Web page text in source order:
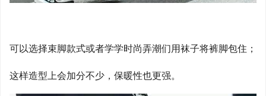
可以选择束脚款式或者学学时尚弄潮们用袜子将裤脚包住；
这样造型上会加分不少，保暖性也更强。